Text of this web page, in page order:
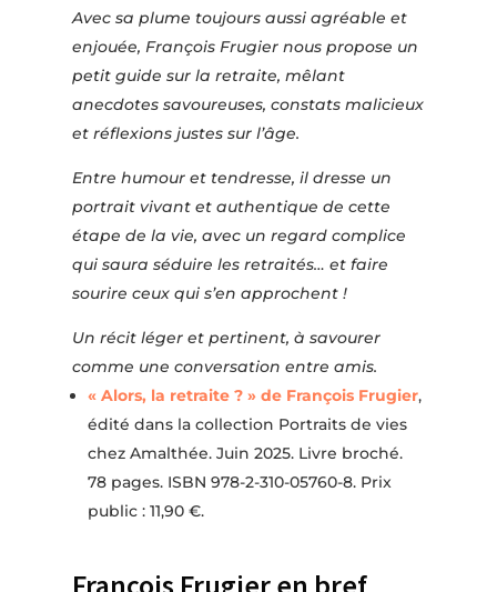
Avec sa plume toujours aussi agréable et
enjouée, François Frugier nous propose un
petit guide sur la retraite, mêlant
anecdotes savoureuses, constats malicieux
et réflexions justes sur l’âge.
Entre humour et tendresse, il dresse un
portrait vivant et authentique de cette
étape de la vie, avec un regard complice
qui saura séduire les retraités… et faire
sourire ceux qui s’en approchent !
Un récit léger et pertinent, à savourer
comme une conversation entre amis.
« Alors, la retraite ? » de François Frugier,
édité dans la collection Portraits de vies
chez Amalthée. Juin 2025. Livre broché.
78 pages. ISBN 978-2-310-05760-8. Prix
public : 11,90 €.